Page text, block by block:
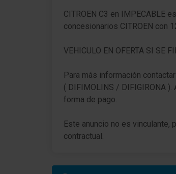
Ordenador de a bordo
Sistema limitador de
Control de crucero
Airbag conductor/
CITROEN C3 en IMPECABLE
concesionarios CITROEN con
VEHICULO EN OFERTA SI SE
Para más información
( DIFIMOLINS / DIFIGIRONA
forma de pago.
Este anuncio no es
contractual.